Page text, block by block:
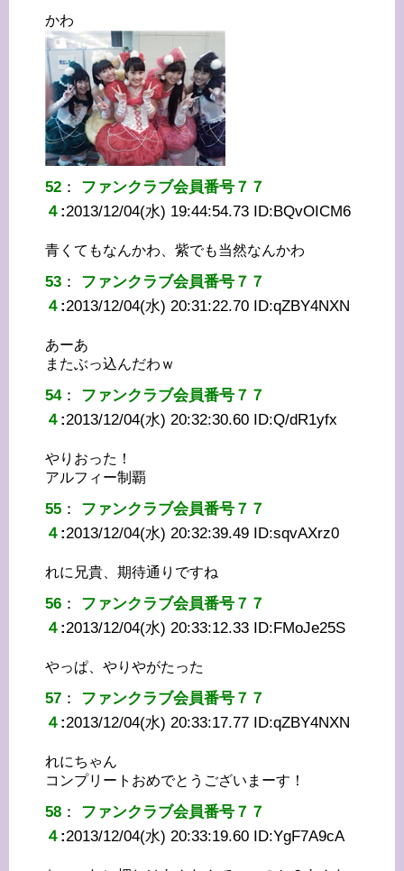
かわ
52 ： ファンクラブ会員番号７７
４ :2013/12/04(水) 19:44:54.73 ID:BQvOICM6
青くてもなんかわ、紫でも当然なんかわ
53 ： ファンクラブ会員番号７７
４ :2013/12/04(水) 20:31:22.70 ID:qZBY4NXN
あーあ
またぶっ込んだわｗ
54： ファンクラブ会員番号７７
４ :2013/12/04(水) 20:32:30.60 ID:Q/dR1yfx
やりおった！
アルフィー制覇
55 ： ファンクラブ会員番号７７
４ :2013/12/04(水) 20:32:39.49 ID:sqvAXrz0
れに兄貴、期待通りですね
56 ： ファンクラブ会員番号７７
４ :2013/12/04(水) 20:33:12.33 ID:FMoJe25S
やっぱ、やりやがたった
57 ： ファンクラブ会員番号７７
４ :2013/12/04(水) 20:33:17.77 ID:qZBY4NXN
れにちゃん
コンプリートおめでとうございまーす！
58 ： ファンクラブ会員番号７７
４ :2013/12/04(水) 20:33:19.60 ID:YgF7A9cA